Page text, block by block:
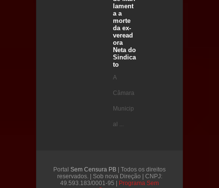
lament
a a
morte
da ex-
veread
ora
Neta do
Sindica
to
A
Câmara
Municip
al ...
Portal Sem Censura PB | Todos os direitos
reservados. | Sob nova Direção | CNPJ:
49.593.183/0001-95 |
Programa Sem